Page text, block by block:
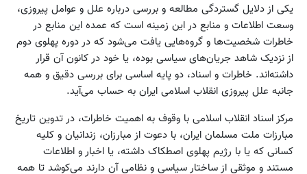
یکی از دلایل گستردگی مطالعه و بررسی درباره علل و عوامل پیروزی،
وسعت اطلاعات و منابع در این زمینه است که عمده این منابع در
خاطرات شخصیت‌ها و گروه‌هایی یافت می‌شود که در دوره پهلوی دوم
از نزدیک شاهد جریان‌های سیاسی بوده، یا خود در کانون آن قرار
داشته‌اند. خاطرات و اسناد، دو پایه اساسی برای بررسی دقیق و همه
جانبه علل پیروزی انقلاب اسلامی ایران به حساب می‌آید.
مرکز اسناد انقلاب اسلامی با وقوف به اهمیت خاطرات، در تدوین تاریخ
مبارزات ملت مسلمان ایران، با دعوت از مبارزان، زندانیان و کلیه
کسانی که یا با رژیم پهلوی اصطکاک داشته، یا اخبار و اطلاعات
مستند و موثقی از ساختار سیاسی و نظامی آن دارند می‌کوشد تا همه